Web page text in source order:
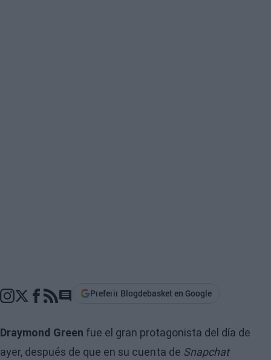
Go to comments section
Preferir Blogdebasket en Google
Draymond Green fue el gran protagonista del día de
ayer, después de que en su cuenta de Snapchat